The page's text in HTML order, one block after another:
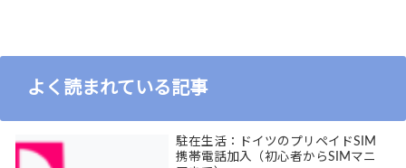
よく読まれている記事
駐在生活：ドイツのプリペイドSIM
携帯電話加入（初心者からSIMマニ